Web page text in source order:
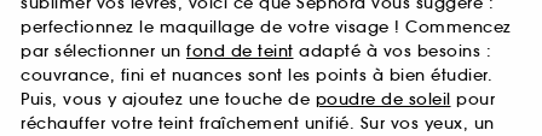
perfectionnez le maquillage de votre visage ! Commencez
par sélectionner un fond de teint adapté à vos besoins :
couvrance, fini et nuances sont les points à bien étudier.
Puis, vous y ajoutez une touche de poudre de soleil pour
réchauffer votre teint fraîchement unifié. Sur vos yeux, un